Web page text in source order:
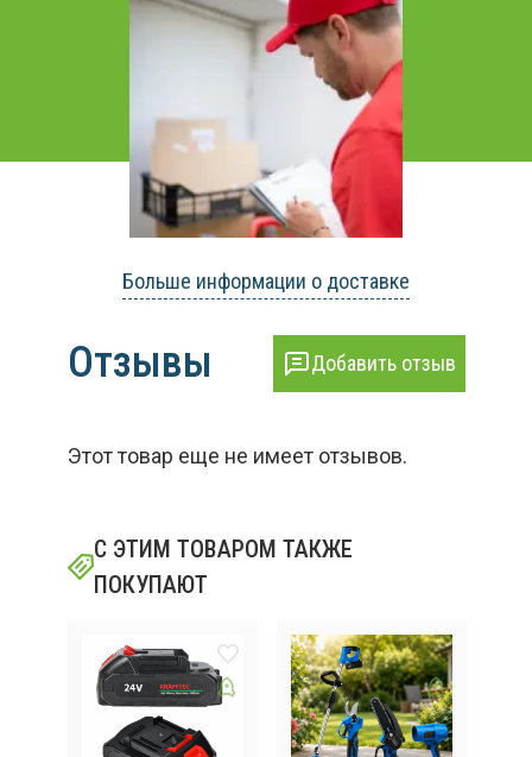
Больше информации о доставке
Отзывы Добавить отзыв
Этот товар еще не имеет отзывов.
С ЭТИМ ТОВАРОМ ТАКЖЕ
ПОКУПАЮТ